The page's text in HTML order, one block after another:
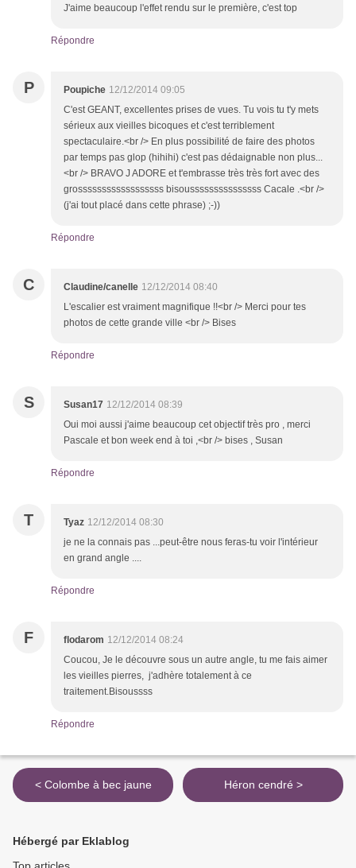
J'aime beaucoup l'effet rendu sur le première, c'est top
Répondre
P Poupiche 12/12/2014 09:05
C'est GEANT, excellentes prises de vues. Tu vois tu t'y mets
sérieux aux vieilles bicoques et c'est terriblement
spectaculaire.<br /> En plus possibilité de faire des photos
par temps pas glop (hihihi) c'est pas dédaignable non plus...
<br /> BRAVO J ADORE et t'embrasse très très fort avec des
grossssssssssssssssss bisousssssssssssssss Cacale .<br />
(j'ai tout placé dans cette phrase) ;-))
Répondre
C Claudine/canelle 12/12/2014 08:40
L'escalier est vraiment magnifique !!<br /> Merci pour tes
photos de cette grande ville <br /> Bises
Répondre
S Susan17 12/12/2014 08:39
Oui moi aussi j'aime beaucoup cet objectif très pro , merci
Pascale et bon week end à toi ,<br /> bises , Susan
Répondre
T Tyaz 12/12/2014 08:30
je ne la connais pas ...peut-être nous feras-tu voir l'intérieur
en grand angle ....
Répondre
F flodarom 12/12/2014 08:24
Coucou, Je le découvre sous un autre angle, tu me fais aimer
les vieilles pierres, j'adhère totalement à ce
traitement.Bisoussss
Répondre
< Colombe à bec jaune Héron cendré >
Hébergé par Eklablog